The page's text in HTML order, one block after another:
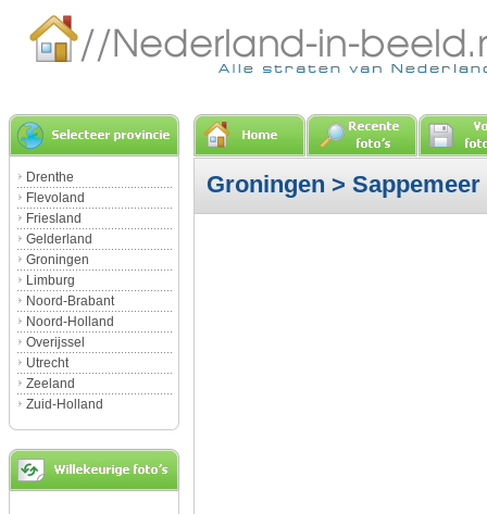
Drenthe
Flevoland
Friesland
Gelderland
Groningen
Limburg
Noord-Brabant
Noord-Holland
Overijssel
Utrecht
Zeeland
Zuid-Holland
Groningen > Sappemeer